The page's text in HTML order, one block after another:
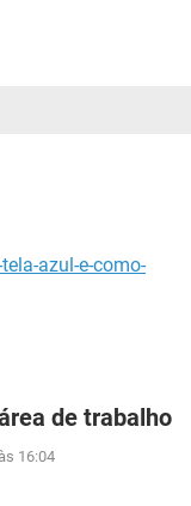
azul-e-como-
de trabalho
16:04